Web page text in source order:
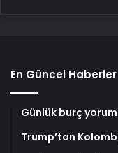
En Güncel Haberler
Günlük burç
Trump’tan